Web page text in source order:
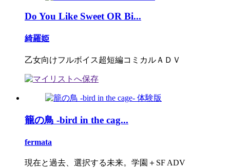
Do You Like Sweet OR Bi...
綺羅姫
乙女向けフルボイス超短編コミカルＡＤＶ
籠の鳥 -bird in the cag...
fermata
現在と過去、選択する未来。学園＋SF ADV